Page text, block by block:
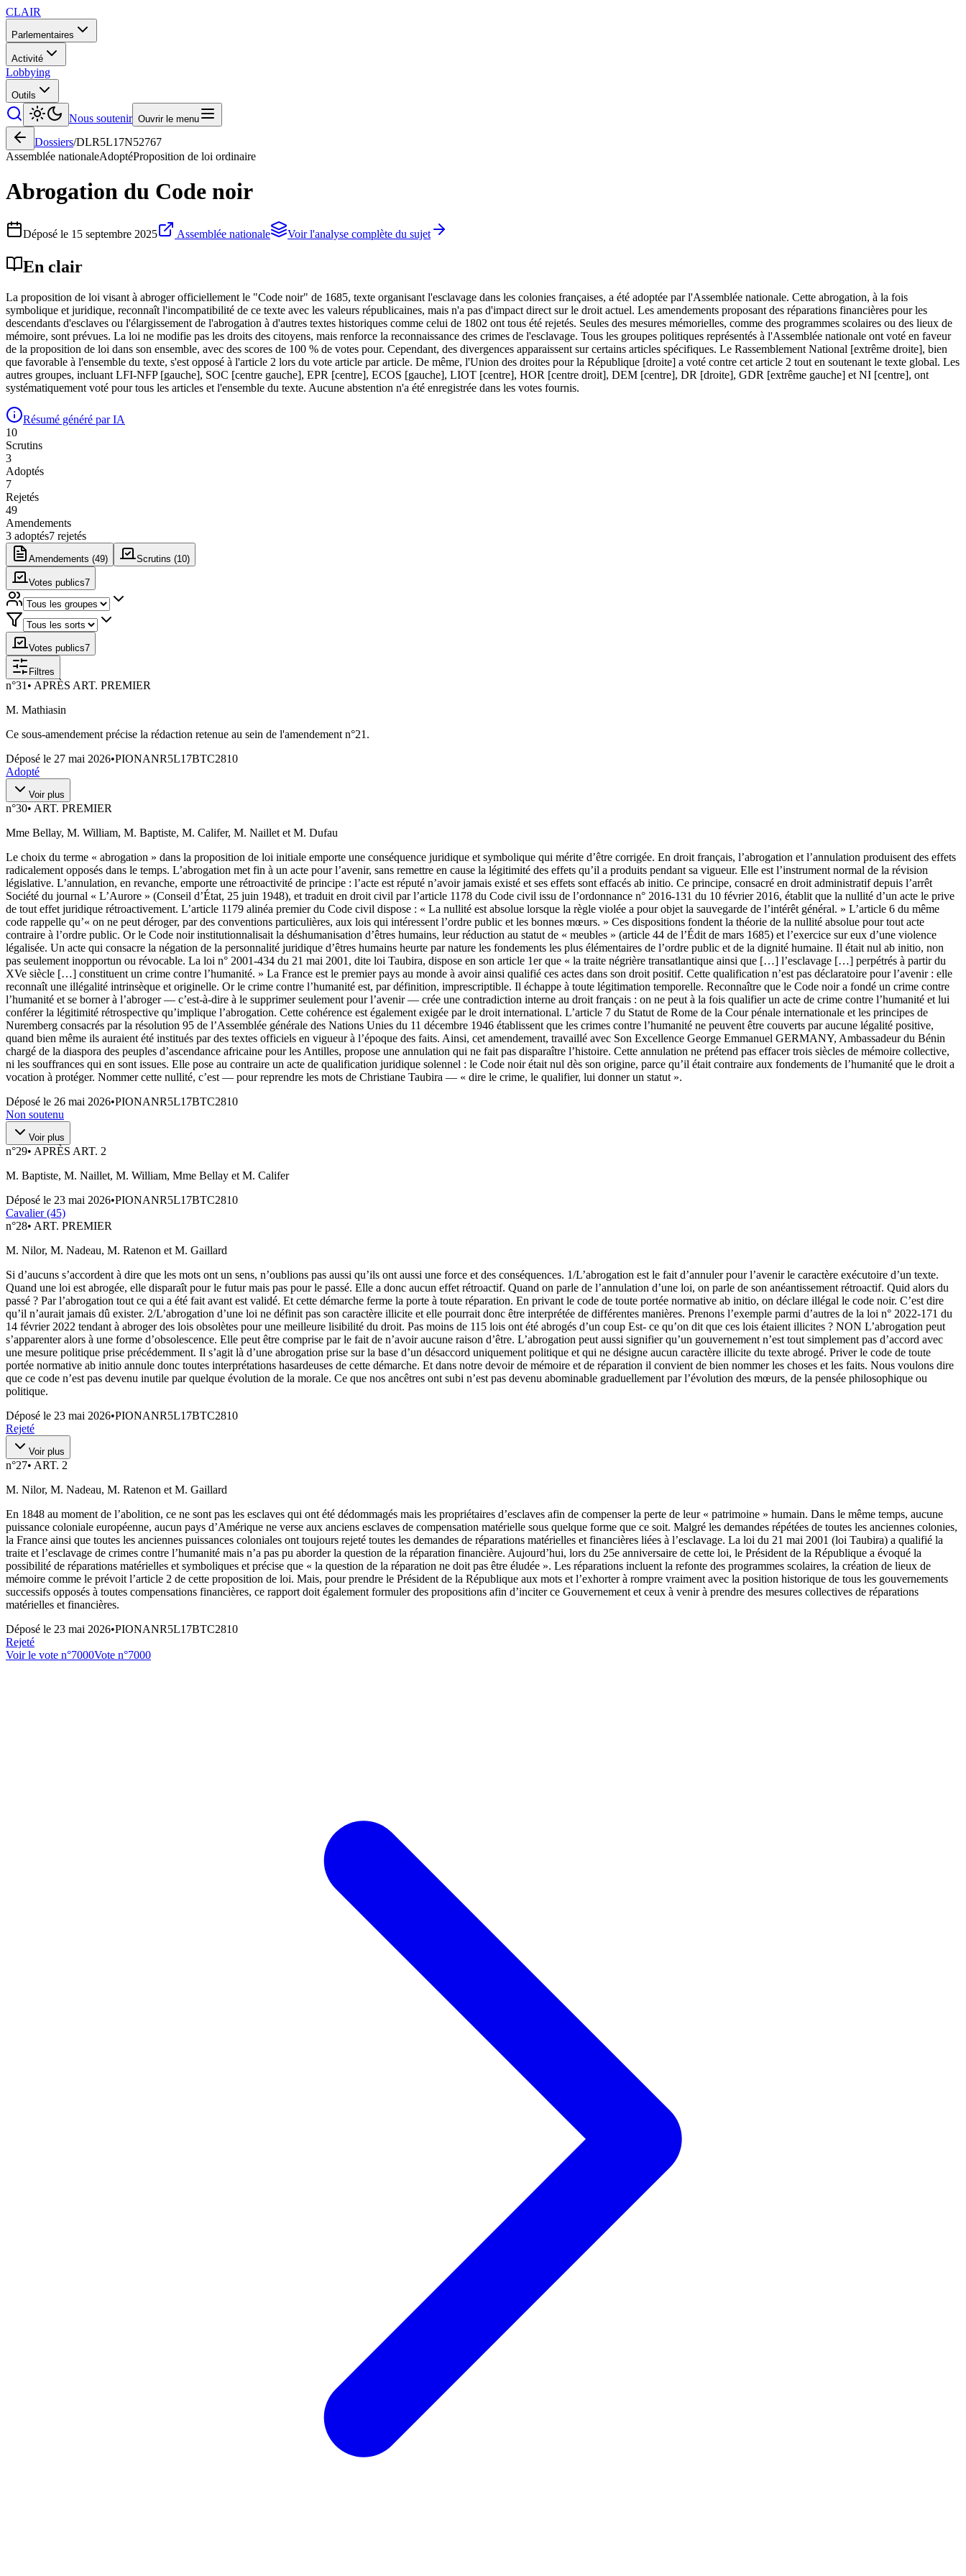
CLAIR
Parlementaires
Activité
Lobbying
Outils
Nous soutenir Ouvrir le menu
Dossiers/DLR5L17N52767
Assemblée nationaleAdoptéProposition de loi ordinaire
Abrogation du Code noir
Déposé le 15 septembre 2025 Assemblée nationale Voir l'analyse complète du sujet
En clair
La proposition de loi visant à abroger officiellement le "Code noir" de 1685, texte organisant l'esclavage dans les colonies françaises, a été adoptée par l'Assemblée nationale. Cette abrogation, à la fois
symbolique et juridique, reconnaît l'incompatibilité de ce texte avec les valeurs républicaines, mais n'a pas d'impact direct sur le droit actuel. Les amendements proposant des réparations financières pour les
descendants d'esclaves ou l'élargissement de l'abrogation à d'autres textes historiques comme celui de 1802 ont tous été rejetés. Seules des mesures mémorielles, comme des programmes scolaires ou des lieux de
mémoire, sont prévues. La loi ne modifie pas les droits des citoyens, mais renforce la reconnaissance des crimes de l'esclavage. Tous les groupes politiques représentés à l'Assemblée nationale ont voté en faveur
de la proposition de loi dans son ensemble, avec des scores de 100 % de votes pour. Cependant, des divergences apparaissent sur certains articles spécifiques. Le Rassemblement National [extrême droite], bien
que favorable à l'ensemble du texte, s'est opposé à l'article 2 lors du vote article par article. De même, l'Union des droites pour la République [droite] a voté contre cet article 2 tout en soutenant le texte global. Les
autres groupes, incluant LFI-NFP [gauche], SOC [centre gauche], EPR [centre], ECOS [gauche], LIOT [centre], HOR [centre droit], DEM [centre], DR [droite], GDR [extrême gauche] et NI [centre], ont
systématiquement voté pour tous les articles et l'ensemble du texte. Aucune abstention n'a été enregistrée dans les votes fournis.
Résumé généré par IA
10
Scrutins
3
Adoptés
7
Rejetés
49
Amendements
3 adoptés7 rejetés
Amendements (49) Scrutins (10)
Votes publics7
Votes publics7
Filtres
n°31 • APRÈS ART. PREMIER
M. Mathiasin
Ce sous-amendement précise la rédaction retenue au sein de l'amendement n°21.
Déposé le 27 mai 2026•PIONANR5L17BTC2810
Adopté
Voir plus
n°30• ART. PREMIER
Mme Bellay, M. William, M. Baptiste, M. Califer, M. Naillet et M. Dufau
Le choix du terme « abrogation » dans la proposition de loi initiale emporte une conséquence juridique et symbolique qui mérite d’être corrigée. En droit français, l’abrogation et l’annulation produisent des effets
radicalement opposés dans le temps. L’abrogation met fin à un acte pour l’avenir, sans remettre en cause la légitimité des effets qu’il a produits pendant sa vigueur. Elle est l’instrument normal de la révision
législative. L’annulation, en revanche, emporte une rétroactivité de principe : l’acte est réputé n’avoir jamais existé et ses effets sont effacés ab initio. Ce principe, consacré en droit administratif depuis l’arrêt
Société du journal « L’Aurore » (Conseil d’État, 25 juin 1948), et traduit en droit civil par l’article 1178 du Code civil issu de l’ordonnance n° 2016-131 du 10 février 2016, établit que la nullité d’un acte le prive
de tout effet juridique rétroactivement. L’article 1179 alinéa premier du Code civil dispose : « La nullité est absolue lorsque la règle violée a pour objet la sauvegarde de l’intérêt général. » L’article 6 du même
code rappelle qu’« on ne peut déroger, par des conventions particulières, aux lois qui intéressent l’ordre public et les bonnes mœurs. » Ces dispositions fondent la théorie de la nullité absolue pour tout acte
contraire à l’ordre public. Or le Code noir institutionnalisait la déshumanisation d’êtres humains, leur réduction au statut de « meubles » (article 44 de l’Édit de mars 1685) et l’exercice sur eux d’une violence
légalisée. Un acte qui consacre la négation de la personnalité juridique d’êtres humains heurte par nature les fondements les plus élémentaires de l’ordre public et de la dignité humaine. Il était nul ab initio, non
pas seulement inopportun ou révocable. La loi n° 2001-434 du 21 mai 2001, dite loi Taubira, dispose en son article 1er que « la traite négrière transatlantique ainsi que […] l’esclavage […] perpétrés à partir du
XVe siècle […] constituent un crime contre l’humanité. » La France est le premier pays au monde à avoir ainsi qualifié ces actes dans son droit positif. Cette qualification n’est pas déclaratoire pour l’avenir : elle
reconnaît une illégalité intrinsèque et originelle. Or le crime contre l’humanité est, par définition, imprescriptible. Il échappe à toute légitimation temporelle. Reconnaître que le Code noir a fondé un crime contre
l’humanité et se borner à l’abroger — c’est-à-dire à le supprimer seulement pour l’avenir — crée une contradiction interne au droit français : on ne peut à la fois qualifier un acte de crime contre l’humanité et lui
conférer la légitimité rétrospective qu’implique l’abrogation. Cette cohérence est également exigée par le droit international. L’article 7 du Statut de Rome de la Cour pénale internationale et les principes de
Nuremberg consacrés par la résolution 95 de l’Assemblée générale des Nations Unies du 11 décembre 1946 établissent que les crimes contre l’humanité ne peuvent être couverts par aucune légalité positive,
quand bien même ils auraient été institués par des textes officiels en vigueur à l’époque des faits. Ainsi, cet amendement, travaillé avec Son Excellence George Emmanuel GERMANY, Ambassadeur du Bénin
chargé de la diaspora des peuples d’ascendance africaine pour les Antilles, propose une annulation qui ne fait pas disparaître l’histoire. Cette annulation ne prétend pas effacer trois siècles de mémoire collective,
ni les souffrances qui en sont issues. Elle pose au contraire un acte de qualification juridique solennel : le Code noir était nul dès son origine, parce qu’il était contraire aux fondements de l’humanité que le droit a
vocation à protéger. Nommer cette nullité, c’est — pour reprendre les mots de Christiane Taubira — « dire le crime, le qualifier, lui donner un statut ».
Déposé le 26 mai 2026•PIONANR5L17BTC2810
Non soutenu
Voir plus
n°29• APRÈS ART. 2
M. Baptiste, M. Naillet, M. William, Mme Bellay et M. Califer
Déposé le 23 mai 2026•PIONANR5L17BTC2810
Cavalier (45)
n°28• ART. PREMIER
M. Nilor, M. Nadeau, M. Ratenon et M. Gaillard
Si d’aucuns s’accordent à dire que les mots ont un sens, n’oublions pas aussi qu’ils ont aussi une force et des conséquences. 1/L’abrogation est le fait d’annuler pour l’avenir le caractère exécutoire d’un texte.
Quand une loi est abrogée, elle disparaît pour le futur mais pas pour le passé. Elle a donc aucun effet rétroactif. Quand on parle de l’annulation d’une loi, on parle de son anéantissement rétroactif. Quid alors du
passé ? Par l’abrogation tout ce qui a été fait avant est validé. Et cette démarche ferme la porte à toute réparation. En privant le code de toute portée normative ab initio, on déclare illégal le code noir. C’est dire
qu’il n’aurait jamais dû exister. 2/L’abrogation d’une loi ne définit pas son caractère illicite et elle pourrait donc être interprétée de différentes manières. Prenons l’exemple parmi d’autres de la loi n° 2022-171 du
14 février 2022 tendant à abroger des lois obsolètes pour une meilleure lisibilité du droit. Pas moins de 115 lois ont été abrogés d’un coup Est- ce qu’on dit que ces lois étaient illicites ? NON L’abrogation peut
s’apparenter alors à une forme d’obsolescence. Elle peut être comprise par le fait de n’avoir aucune raison d’être. L’abrogation peut aussi signifier qu’un gouvernement n’est tout simplement pas d’accord avec
une mesure politique prise précédemment. Il s’agit là d’une abrogation prise sur la base d’un désaccord uniquement politique et qui ne désigne aucun caractère illicite du texte abrogé. Priver le code de toute
portée normative ab initio annule donc toutes interprétations hasardeuses de cette démarche. Et dans notre devoir de mémoire et de réparation il convient de bien nommer les choses et les faits. Nous voulons dire
que ce code n’est pas devenu inutile par quelque évolution de la morale. Ce que nos ancêtres ont subi n’est pas devenu abominable graduellement par l’évolution des mœurs, de la pensée philosophique ou
politique.
Déposé le 23 mai 2026•PIONANR5L17BTC2810
Rejeté
Voir plus
n°27• ART. 2
M. Nilor, M. Nadeau, M. Ratenon et M. Gaillard
En 1848 au moment de l’abolition, ce ne sont pas les esclaves qui ont été dédommagés mais les propriétaires d’esclaves afin de compenser la perte de leur « patrimoine » humain. Dans le même temps, aucune
puissance coloniale européenne, aucun pays d’Amérique ne verse aux anciens esclaves de compensation matérielle sous quelque forme que ce soit. Malgré les demandes répétées de toutes les anciennes colonies,
la France ainsi que toutes les anciennes puissances coloniales ont toujours rejeté toutes les demandes de réparations matérielles et financières liées à l’esclavage. La loi du 21 mai 2001 (loi Taubira) a qualifié la
traite et l’esclavage de crimes contre l’humanité mais n’a pas pu aborder la question de la réparation financière. Aujourd’hui, lors du 25e anniversaire de cette loi, le Président de la République a évoqué la
possibilité de réparations matérielles et symboliques et précise que « la question de la réparation ne doit pas être éludée ». Les réparations incluent la refonte des programmes scolaires, la création de lieux de
mémoire comme le prévoit l’article 2 de cette proposition de loi. Mais, pour prendre le Président de la République aux mots et l’exhorter à rompre vraiment avec la position historique de tous les gouvernements
successifs opposés à toutes compensations financières, ce rapport doit également formuler des propositions afin d’inciter ce Gouvernement et ceux à venir à prendre des mesures collectives de réparations
matérielles et financières.
Déposé le 23 mai 2026•PIONANR5L17BTC2810
Rejeté
Voir le vote n°7000Vote n°7000